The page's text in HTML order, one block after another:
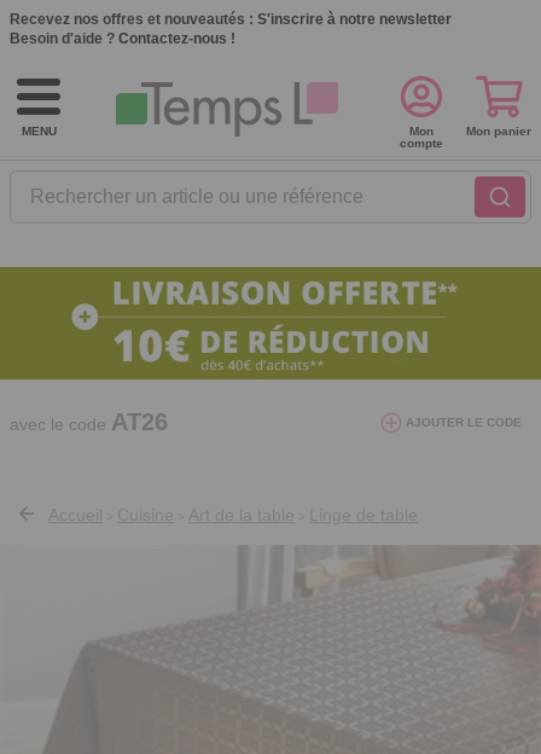
Recevez nos offres et nouveautés : S'inscrire à notre newsletter
Besoin d'aide ? Contactez-nous !
MENU
Rechercher un article ou une référence
Mon
compte
Mon panier
10€ de réduction dès 40€ d'achat. Offre
valable du 03/08/2026 au 12/08/2026.
avec le code AT26 AJOUTER LE CODE
Accueil Cuisine Art de la table Linge de table